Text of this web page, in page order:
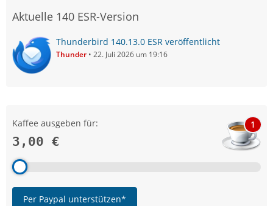
Aktuelle 140 ESR-Version
Thunderbird 140.13.0 ESR veröffentlicht
Thunder 22. Juli 2026 um 19:16
Kaffee ausgeben für:
3,00 €
1
Per Paypal unterstützen*